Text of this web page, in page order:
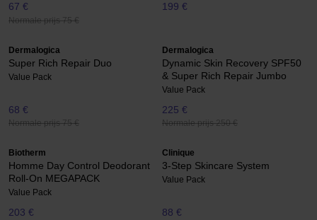
67 €
Normale prijs 75 €
199 €
Dermalogica
Super Rich Repair Duo
Value Pack
68 €
Normale prijs 75 €
Dermalogica
Dynamic Skin Recovery SPF50
& Super Rich Repair Jumbo
Value Pack
225 €
Normale prijs 250 €
Biotherm
Homme Day Control Deodorant
Roll-On MEGAPACK
Value Pack
203 €
Clinique
3-Step Skincare System
Value Pack
88 €